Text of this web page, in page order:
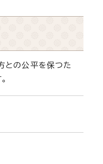
との公平を保つた